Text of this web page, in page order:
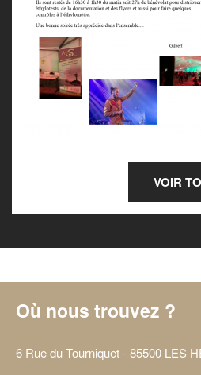
VOIR
Où nous trouvez ?
6 Rue du Tourniquet - 85500 LES